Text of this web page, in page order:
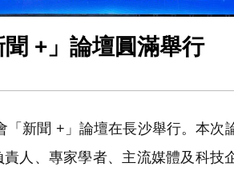
委內瑞拉石油言論 拉美國家有權自
+」論壇圓滿舉行
新聞 +」論壇在長沙舉行。本次
人、專家學者、主流媒體及科技